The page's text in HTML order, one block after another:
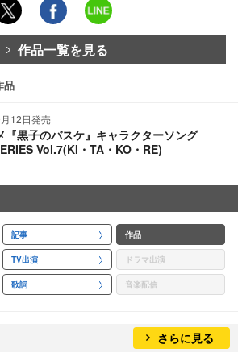
作品一覧を見る
品
12日発売
『黒子のバスケ』キャラクターソング
Vol.7(KI・TA・KO・RE)
記事 作品
TV出演 ドラマ出演
歌詞 音楽配信
さらに見る